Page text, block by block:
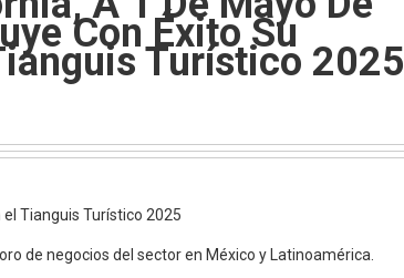
Con Éxito Su
Turístico 2025
Tianguis Turístico 2025
de negocios del sector en México y Latinoamérica.